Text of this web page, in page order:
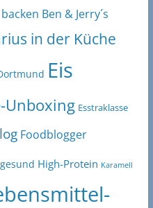
backen Ben & Jerry´s
in der Küche
Eis
Unboxing Esstraklasse
Foodblogger
gesund High-Protein Karamell